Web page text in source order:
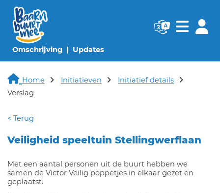
Omschrijving(huidige pagina)
Updates(huidige pagina)
Navigatie
Home Initiatieven
Initiatief details
Verslag
< Terug
Veiligheid speeltuin Stellingwerflaan
Met een aantal personen uit de buurt hebben we
samen de Victor Veilig poppetjes in elkaar gezet en
geplaatst.